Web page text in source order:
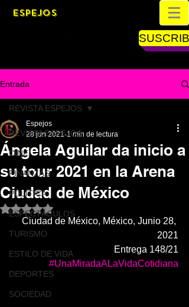
ESPEJOS
Entrada
REVISTA ESPEJOS
CINE
FINANZAS
POLÍTICA
ESPECTÁCULOS
TURISMO
ESTILO DE VIDA
DEPORTES
SOCIEDAD
REVISTA ESPEJOS
Ángela Aguilar da inicio a
su tour 2021 en la Arena
Ciudad de México
Espejos
28 jun 2021 1 min de lectura
Obtuvo NaN de 5 estrellas.
Ciudad de México, México, Junio 28,
2021
Entrega 148/21
#UnaMiradaALaVidaCotidiana